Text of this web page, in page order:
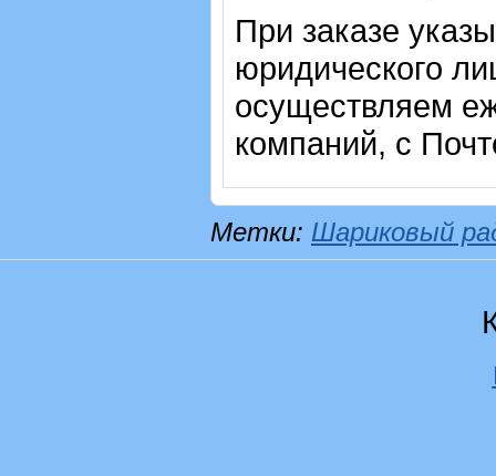
При заказе
юридического
осуществляем
компаний, с
Метки: Шариковый